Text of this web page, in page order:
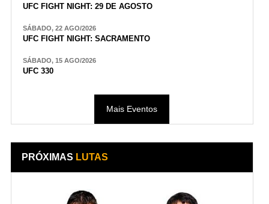
UFC FIGHT NIGHT: 29 DE AGOSTO
SÁBADO, 22 AGO/2026
UFC FIGHT NIGHT: SACRAMENTO
SÁBADO, 15 AGO/2026
UFC 330
Mais Eventos
PRÓXIMAS LUTAS